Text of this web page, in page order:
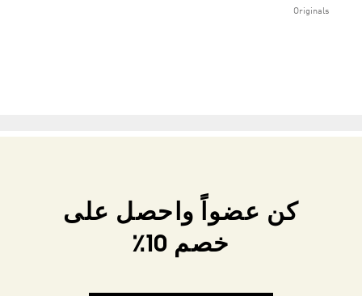
Originals
كن عضواً واحصل على
خصم 10٪